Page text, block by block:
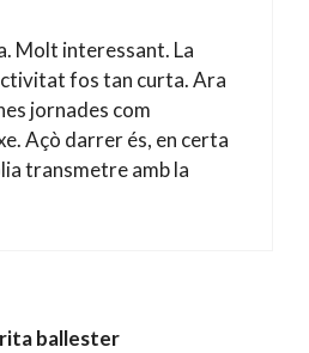
Molt interessant. La
fos tan curta. Ara
jornades com
Açò darrer és, en certa
transmetre amb la
ballester